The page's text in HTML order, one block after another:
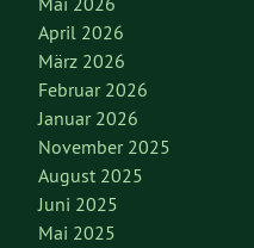
April 2026
März 2026
Februar 2026
Januar 2026
November 2025
August 2025
Juni 2025
Mai 2025